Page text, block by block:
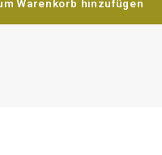
Warenkorb hinzufügen